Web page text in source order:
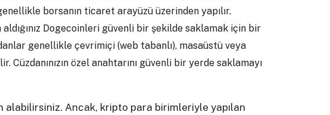
borsanın ticaret arayüzü üzerinden yapılır.
aldığınız Dogecoinleri güvenli bir şekilde saklamak için bir
genellikle çevrimiçi (web tabanlı), masaüstü veya
Cüzdanınızın özel anahtarını güvenli bir yerde saklamayı
alabilirsiniz. Ancak, kripto para birimleriyle yapılan